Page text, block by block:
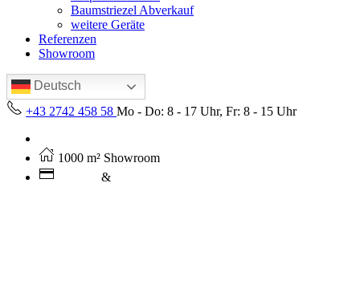
Baumstriezel Abverkauf
weitere Geräte
Referenzen
Showroom
Deutsch
+43 2742 458 58 Mo - Do: 8 - 17 Uhr, Fr: 8 - 15 Uhr
1000 m² Showroom
&